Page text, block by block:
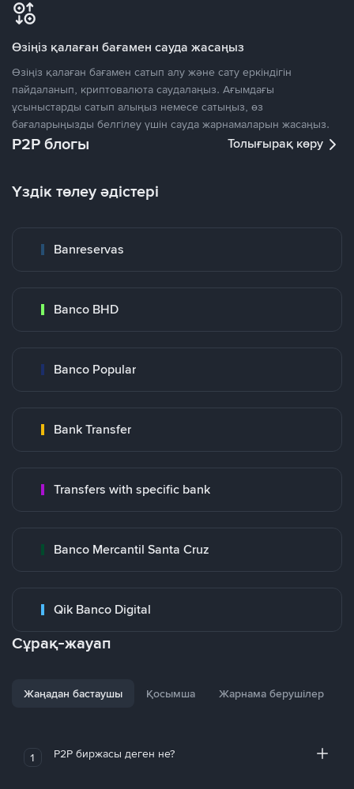
Өзіңіз қалаған бағамен сауда жасаңыз
Өзіңіз қалаған бағамен сатып алу және сату еркіндігін
пайдаланып, криптовалюта саудалаңыз. Ағымдағы
ұсыныстарды сатып алыңыз немесе сатыңыз, өз
бағаларыңызды белгілеу үшін сауда жарнамаларын жасаңыз.
P2P блогы Толығырақ көру
Үздік төлеу әдістері
Banreservas
Banco BHD
Banco Popular
Bank Transfer
Transfers with specific bank
Banco Mercantil Santa Cruz
Qik Banco Digital
Сұрақ-жауап
Жаңадан бастаушы Қосымша Жарнама берушілер
1 P2P биржасы деген не?